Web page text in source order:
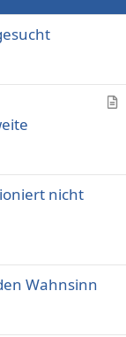
k
nicht
Wahnsinn